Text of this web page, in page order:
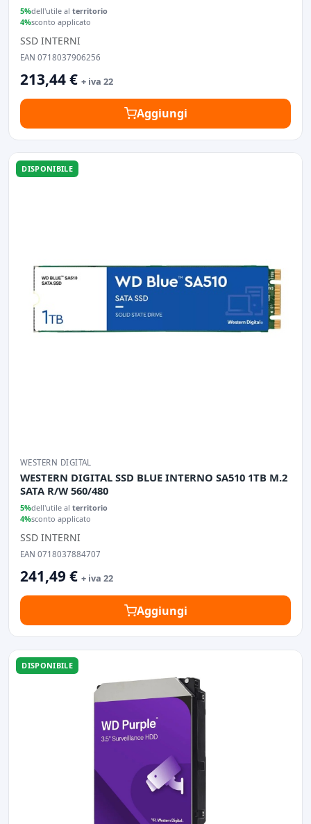
5%dell'utile al territorio
4%sconto applicato
SSD INTERNI
EAN 0718037906256
213,44 € + iva 22
Aggiungi
DISPONIBILE
WESTERN DIGITAL
WESTERN DIGITAL SSD BLUE INTERNO SA510 1TB M.2
SATA R/W 560/480
5%dell'utile al territorio
4%sconto applicato
SSD INTERNI
EAN 0718037884707
241,49 € + iva 22
Aggiungi
DISPONIBILE